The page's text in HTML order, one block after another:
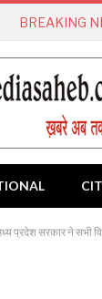
BREAKING
प्रदेश सरकार ने सभी